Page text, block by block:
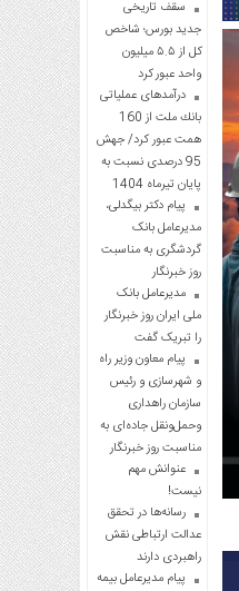
سقف تاریخی
جدید بورس؛ شاخص
کل از ۵.۵ میلیون
واحد عبور کرد
درآمدهای عملیاتی
بانك ملت از 160
همت عبور كرد/ جهش
95 درصدی نسبت به
پایان تیرماه 1404
پیام دکتر بیگدلی،
مدیرعامل بانک
گردشگری به مناسبت
روز خبرنگار
مدیرعامل بانک
ملی ایران روز خبرنگار
را تبریک گفت
پیام معاون وزیر راه
و شهرسازی و رئیس
سازمان راهداری
وحمل‌ونقل جاده‌ای به
مناسبت روز خبرنگار
عنوانش مهم
نیست!
رسانه‌ها در تحقق
عدالت ارتباطی نقش
راهبردی دارند
پیام مدیرعامل بیمه